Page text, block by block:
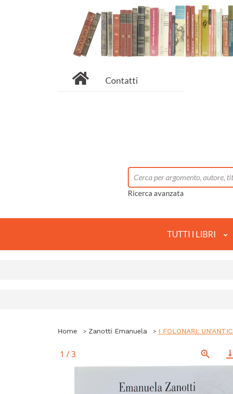
Contatti
Ricerca avanzata
TUTTI I LIBRI
Home Zanotti Emanuela I FOLONARI:
1 /3